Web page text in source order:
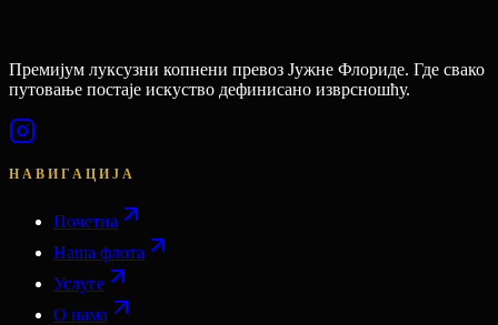
Премијум луксузни копнени превоз Јужне Флориде. Где свако
путовање постаје искуство дефинисано изврсношћу.
НАВИГАЦИЈА
Почетна
Наша флота
Услуге
О нама